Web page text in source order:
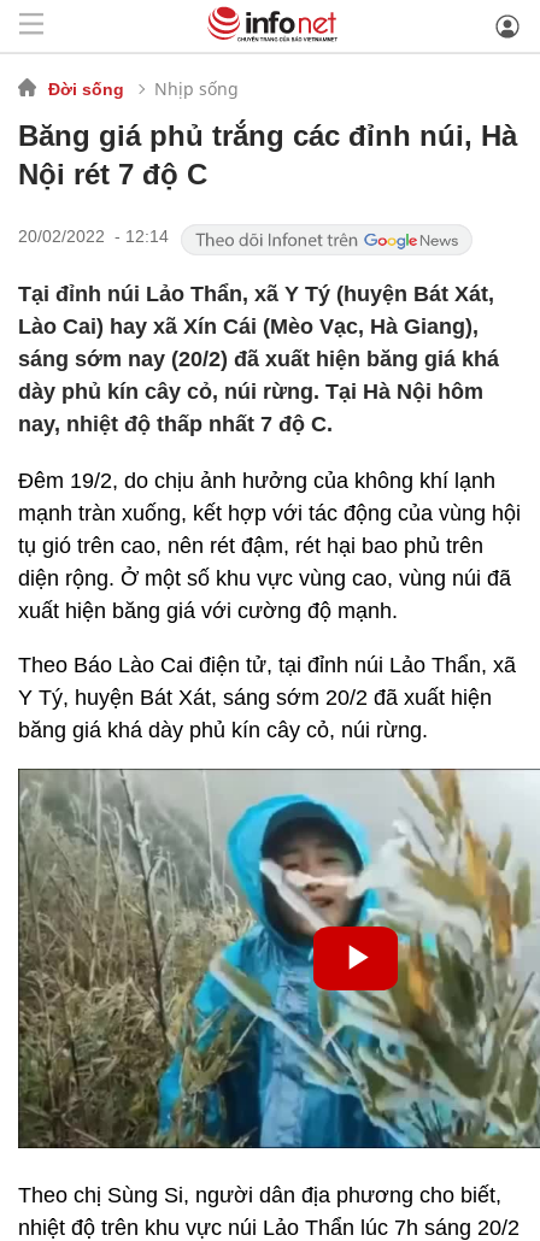
Đời sống Nhịp sống
Băng giá phủ trắng các đỉnh núi, Hà
Nội rét 7 độ C
20/02/2022 - 12:14
Tại đỉnh núi Lảo Thẩn, xã Y Tý (huyện Bát Xát,
Lào Cai) hay xã Xín Cái (Mèo Vạc, Hà Giang),
sáng sớm nay (20/2) đã xuất hiện băng giá khá
dày phủ kín cây cỏ, núi rừng. Tại Hà Nội hôm
nay, nhiệt độ thấp nhất 7 độ C.
Đêm 19/2, do chịu ảnh hưởng của không khí lạnh
mạnh tràn xuống, kết hợp với tác động của vùng hội
tụ gió trên cao, nên rét đậm, rét hại bao phủ trên
diện rộng. Ở một số khu vực vùng cao, vùng núi đã
xuất hiện băng giá với cường độ mạnh.
Theo Báo Lào Cai điện tử, tại đỉnh núi Lảo Thẩn, xã
Y Tý, huyện Bát Xát, sáng sớm 20/2 đã xuất hiện
băng giá khá dày phủ kín cây cỏ, núi rừng.
Theo chị Sùng Si, người dân địa phương cho biết,
nhiệt độ trên khu vực núi Lảo Thẩn lúc 7h sáng 20/2